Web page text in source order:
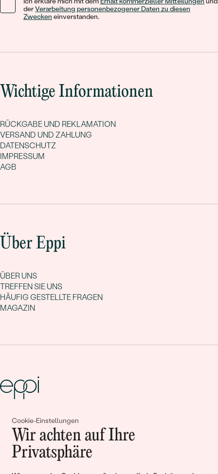
Cookie-Einstellungen
Wir achten auf Ihre
Privatsphäre
derVerarbeitung personenbezogener Daten zu diesen
Zwecken einverstanden.
Wichtige Informationen
RÜCKGABE UND REKLAMATION
VERSAND UND ZAHLUNG
DATENSCHUTZ
IMPRESSUM
AGB
Über Eppi
ÜBER UNS
TREFFEN SIE UNS
HÄUFIG GESTELLTE FRAGEN
MAGAZIN
Gemeinsam erschaffen wir
Geschichten von Schönheit und
Liebe